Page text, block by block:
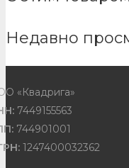
Недавно
«Квадрига»
7449155563
744901001
1247400032362